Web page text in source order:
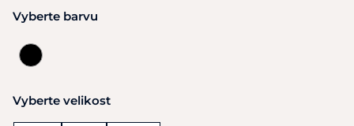
Vyberte barvu
Vyberte velikost